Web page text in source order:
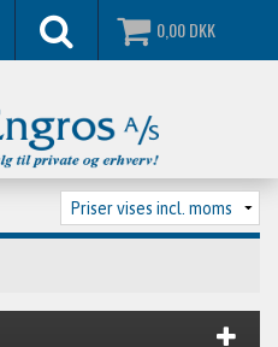
0,00DKK